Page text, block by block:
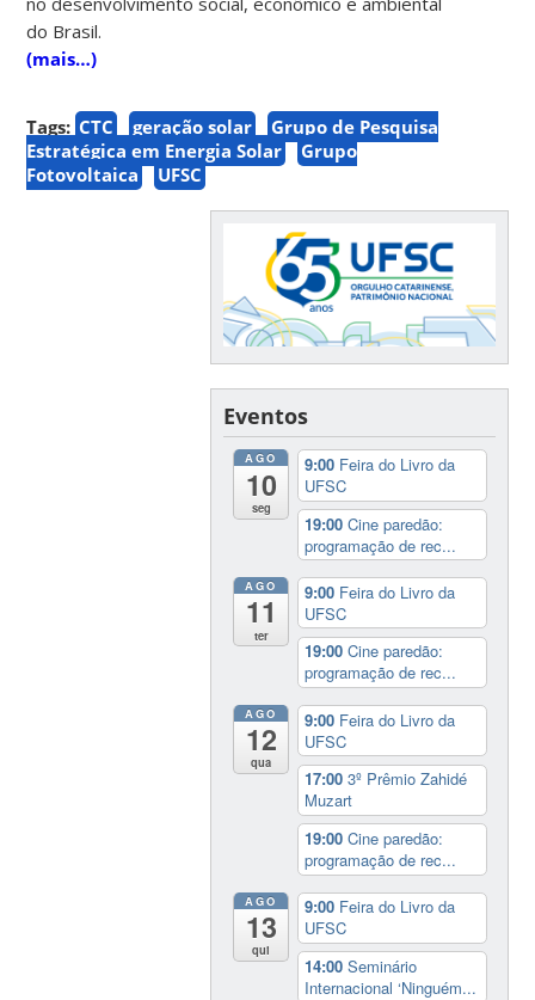
do Brasil.
(mais…)
Tags: CTC geração solar
Grupo de Pesquisa
Estratégica em Energia Solar
Grupo
Fotovoltaica
UFSC
Eventos
AGO
10
seg
9:00 Feira do Livro da
UFSC
19:00Cine paredão:
programação de rec...
AGO
11
ter
9:00 Feira do Livro da
UFSC
19:00Cine paredão:
programação de rec...
AGO
12
qua
9:00 Feira do Livro da
UFSC
17:003º Prêmio Zahidé
Muzart
19:00Cine paredão:
programação de rec...
AGO
13
qui
9:00 Feira do Livro da
UFSC
14:00Seminário
Internacional ‘Ninguém...